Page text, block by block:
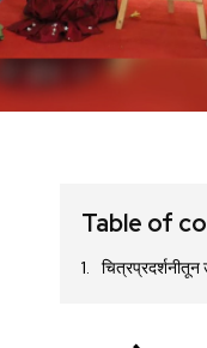
Table of
चित्रप्रदर्शनीतून